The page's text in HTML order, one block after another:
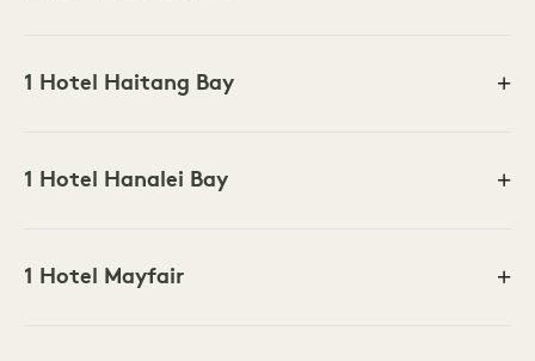
1 Hotel Haitang Bay
1 Hotel Hanalei Bay
1 Hotel Mayfair